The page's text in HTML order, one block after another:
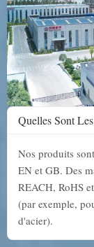
Quelles Sont
Nos produits
EN et GB. Des
REACH, RoHS
(par exemple,
d'acier).